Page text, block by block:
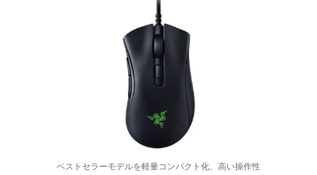
ベストセラーモデルを軽量コンパクト化、高い操作性